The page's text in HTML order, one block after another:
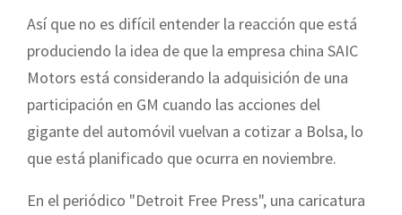
Así que no es difícil entender la reacción que está
produciendo la idea de que la empresa china SAIC
Motors está considerando la adquisición de una
participación en GM cuando las acciones del
gigante del automóvil vuelvan a cotizar a Bolsa, lo
que está planificado que ocurra en noviembre.
En el periódico "Detroit Free Press", una caricatura